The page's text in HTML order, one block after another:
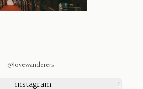
@lovewanderers
Sobre Nosotros